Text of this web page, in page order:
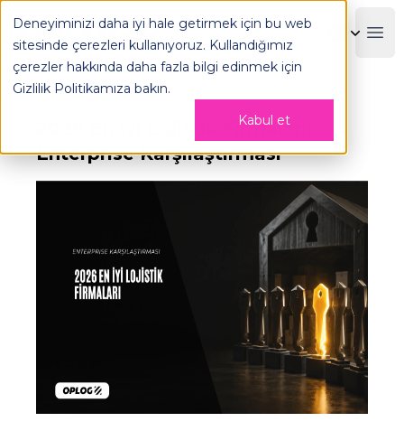
Deneyiminizi daha iyi hale getirmek için bu web
sitesinde çerezleri kullanıyoruz. Kullandığımız
çerezler hakkında daha fazla bilgi edinmek için
Gizlilik Politikamıza bakın.
Kabul et
OPLOG
2026 En İyi Lojistik Firmaları:
Enterprise Karşılaştırması